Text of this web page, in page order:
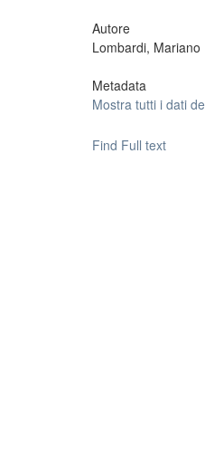
Autore
Lombardi, Mariano
Metadata
Mostra tutti i dati
Find Full text